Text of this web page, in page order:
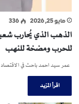
مايو 25, 2026 336
الذهب الذي يُحارب
للحرب ومضخة للنهب
عمر سيد احمد باحث في
اقرأ المزيد